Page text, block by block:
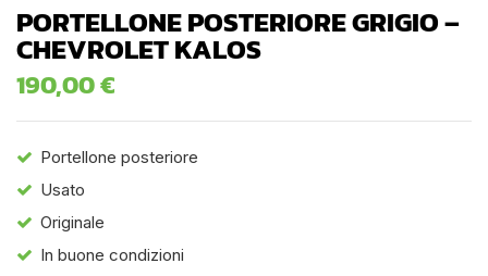
PORTELLONE POSTERIORE GRIGIO –
CHEVROLET KALOS
190,00€
Portellone posteriore
Usato
Originale
In buone condizioni